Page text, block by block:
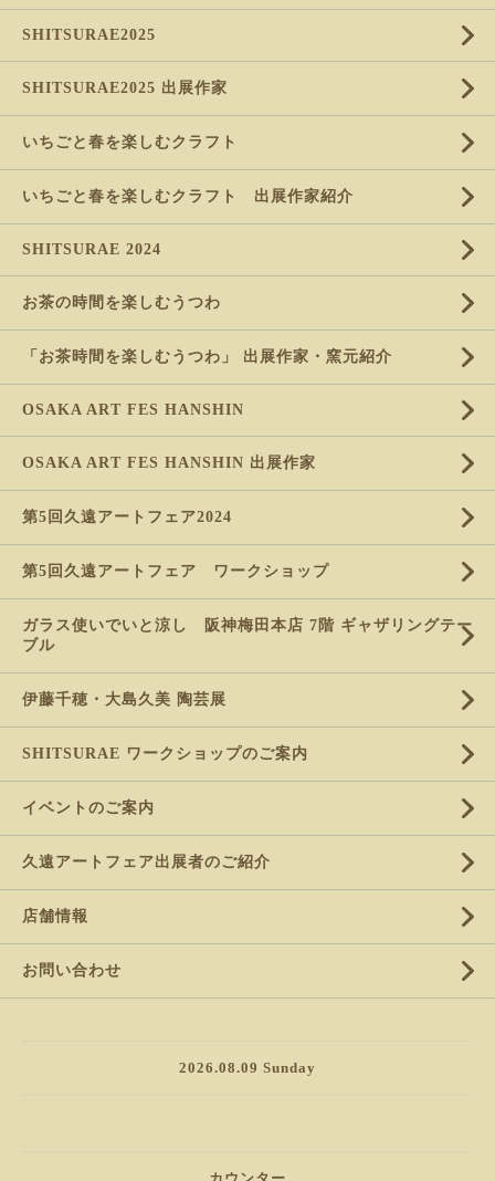
SHITSURAE2025
SHITSURAE2025 出展作家
いちごと春を楽しむクラフト
いちごと春を楽しむクラフト 出展作家紹介
SHITSURAE 2024
お茶の時間を楽しむうつわ
「お茶時間を楽しむうつわ」 出展作家・窯元紹介
OSAKA ART FES HANSHIN
OSAKA ART FES HANSHIN 出展作家
第5回久遠アートフェア2024
第5回久遠アートフェア ワークショップ
ガラス使いでいと涼し 阪神梅田本店 7階 ギャザリングテー
ブル
伊藤千穂・大島久美 陶芸展
SHITSURAE ワークショップのご案内
イベントのご案内
久遠アートフェア出展者のご紹介
店舗情報
お問い合わせ
2026.08.09 Sunday